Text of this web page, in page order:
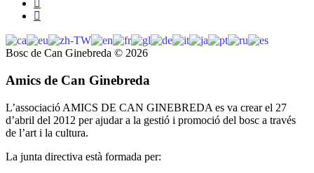
Bosc de Can Ginebreda © 2026
Amics de Can Ginebreda
L’associació AMICS DE CAN GINEBREDA es va crear el 27
d’abril del 2012 per ajudar a la gestió i promoció del bosc a través
de l’art i la cultura.
La junta directiva està formada per: